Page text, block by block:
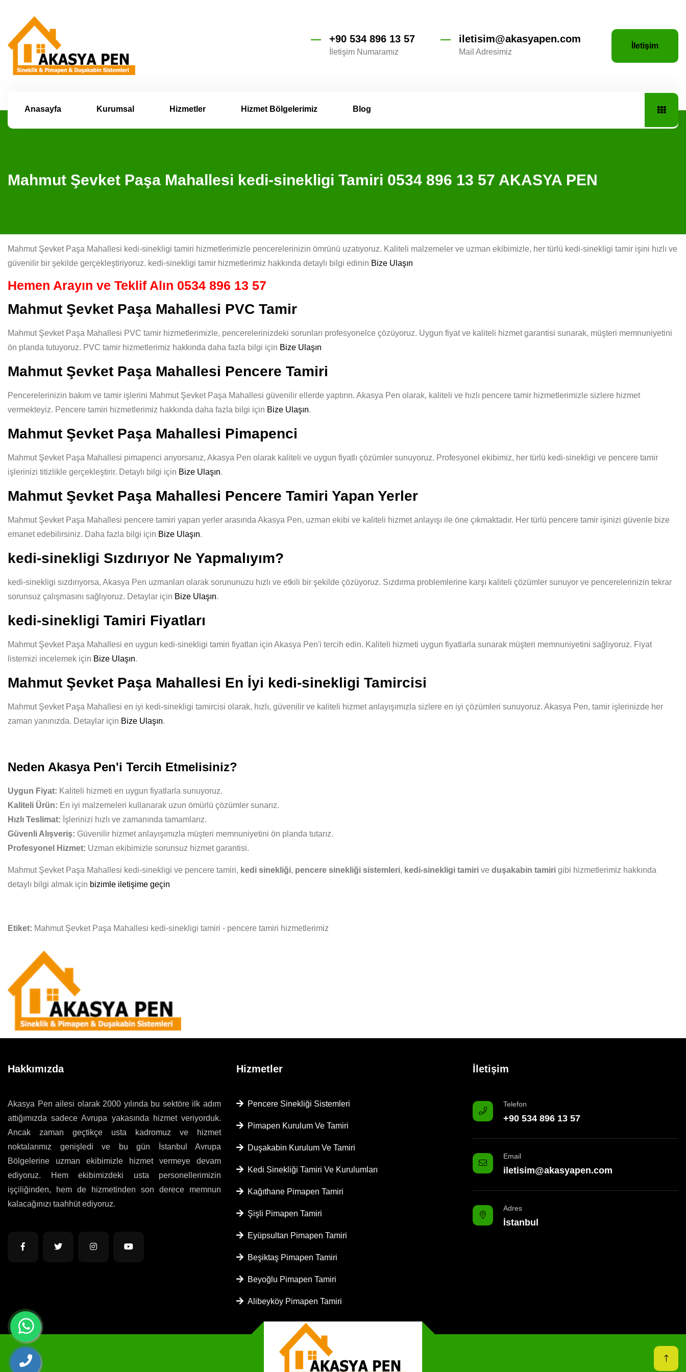
+90 534 896 13 57
İletişim Numaramız
iletisim@akasyapen.com
Mail Adresimiz
İletişim
Anasayfa Kurumsal Hizmetler Hizmet Bölgelerimiz Blog
Mahmut Şevket Paşa Mahallesi kedi-sinekligi Tamiri 0534 896 13 57 AKASYA PEN
Mahmut Şevket Paşa Mahallesi kedi-sinekligi tamiri hizmetlerimizle pencerelerinizin ömrünü uzatıyoruz. Kaliteli malzemeler ve uzman ekibimizle, her türlü kedi-sinekligi tamir işini hızlı ve
güvenilir bir şekilde gerçekleştiriyoruz. kedi-sinekligi tamir hizmetlerimiz hakkında detaylı bilgi edinin Bize Ulaşın
Hemen Arayın ve Teklif Alın 0534 896 13 57
Mahmut Şevket Paşa Mahallesi PVC Tamir
Mahmut Şevket Paşa Mahallesi PVC tamir hizmetlerimizle, pencerelerinizdeki sorunları profesyonelce çözüyoruz. Uygun fiyat ve kaliteli hizmet garantisi sunarak, müşteri memnuniyetini
ön planda tutuyoruz. PVC tamir hizmetlerimiz hakkında daha fazla bilgi için Bize Ulaşın
Mahmut Şevket Paşa Mahallesi Pencere Tamiri
Pencerelerinizin bakım ve tamir işlerini Mahmut Şevket Paşa Mahallesi güvenilir ellerde yaptırın. Akasya Pen olarak, kaliteli ve hızlı pencere tamir hizmetlerimizle sizlere hizmet
vermekteyiz. Pencere tamiri hizmetlerimiz hakkında daha fazla bilgi için Bize Ulaşın.
Mahmut Şevket Paşa Mahallesi Pimapenci
Mahmut Şevket Paşa Mahallesi pimapenci arıyorsanız, Akasya Pen olarak kaliteli ve uygun fiyatlı çözümler sunuyoruz. Profesyonel ekibimiz, her türlü kedi-sinekligi ve pencere tamir
işlerinizi titizlikle gerçekleştirir. Detaylı bilgi için Bize Ulaşın.
Mahmut Şevket Paşa Mahallesi Pencere Tamiri Yapan Yerler
Mahmut Şevket Paşa Mahallesi pencere tamiri yapan yerler arasında Akasya Pen, uzman ekibi ve kaliteli hizmet anlayışı ile öne çıkmaktadır. Her türlü pencere tamir işinizi güvenle bize
emanet edebilirsiniz. Daha fazla bilgi için Bize Ulaşın.
kedi-sinekligi Sızdırıyor Ne Yapmalıyım?
kedi-sinekligi sızdırıyorsa, Akasya Pen uzmanları olarak sorununuzu hızlı ve etkili bir şekilde çözüyoruz. Sızdırma problemlerine karşı kaliteli çözümler sunuyor ve pencerelerinizin tekrar
sorunsuz çalışmasını sağlıyoruz. Detaylar için Bize Ulaşın.
kedi-sinekligi Tamiri Fiyatları
Mahmut Şevket Paşa Mahallesi en uygun kedi-sinekligi tamiri fiyatları için Akasya Pen'i tercih edin. Kaliteli hizmeti uygun fiyatlarla sunarak müşteri memnuniyetini sağlıyoruz. Fiyat
listemizi incelemek için Bize Ulaşın.
Mahmut Şevket Paşa Mahallesi En İyi kedi-sinekligi Tamircisi
Mahmut Şevket Paşa Mahallesi en iyi kedi-sinekligi tamircisi olarak, hızlı, güvenilir ve kaliteli hizmet anlayışımızla sizlere en iyi çözümleri sunuyoruz. Akasya Pen, tamir işlerinizde her
zaman yanınızda. Detaylar için Bize Ulaşın.
Neden Akasya Pen'i Tercih Etmelisiniz?
Uygun Fiyat: Kaliteli hizmeti en uygun fiyatlarla sunuyoruz.
Kaliteli Ürün: En iyi malzemeleri kullanarak uzun ömürlü çözümler sunarız.
Hızlı Teslimat: İşlerinizi hızlı ve zamanında tamamlarız.
Güvenli Alışveriş: Güvenilir hizmet anlayışımızla müşteri memnuniyetini ön planda tutarız.
Profesyonel Hizmet: Uzman ekibimizle sorunsuz hizmet garantisi.
Mahmut Şevket Paşa Mahallesi kedi-sinekligi ve pencere tamiri, kedi sinekliği, pencere sinekliği sistemleri, kedi-sinekligi tamiri ve duşakabin tamiri gibi hizmetlerimiz hakkında
detaylı bilgi almak için bizimle iletişime geçin
Etiket: Mahmut Şevket Paşa Mahallesi kedi-sinekligi tamiri - pencere tamiri hizmetlerimiz
Hakkımızda
Akasya Pen ailesi olarak 2000 yılında bu sektöre ilk adım
attığımızda sadece Avrupa yakasında hizmet veriyorduk.
Ancak zaman geçtikçe usta kadromuz ve hizmet
noktalarımız genişledi ve bu gün İstanbul Avrupa
Bölgelerine uzman ekibimizle hizmet vermeye devam
ediyoruz. Hem ekibimizdeki usta personellerimizin
işçiliğinden, hem de hizmetinden son derece memnun
kalacağınızı taahhüt ediyoruz.
Hizmetler
Pencere Sinekliği Sistemleri
Pimapen Kurulum Ve Tamiri
Duşakabin Kurulum Ve Tamiri
Kedi Sinekliği Tamiri Ve Kurulumları
Kağıthane Pimapen Tamiri
Şişli Pimapen Tamiri
Eyüpsultan Pimapen Tamiri
Beşiktaş Pimapen Tamiri
Beyoğlu Pimapen Tamiri
Alibeyköy Pimapen Tamiri
İletişim
Telefon
+90 534 896 13 57
Email
iletisim@akasyapen.com
Adres
İstanbul